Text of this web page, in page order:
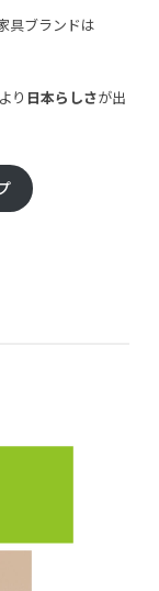
具ブランドは
り 日本らしさが出